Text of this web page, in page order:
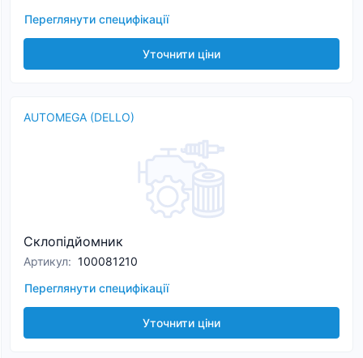
Переглянути специфікації
Уточнити ціни
AUTOMEGA (DELLO)
Склопідйомник
Артикул: 100081210
Переглянути специфікації
Уточнити ціни